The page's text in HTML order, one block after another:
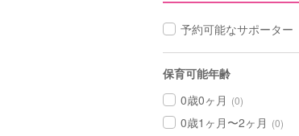
予約可能なサポーター
保育可能年齢
0歳0ヶ月 (0)
0歳1ヶ月〜2ヶ月 (0)